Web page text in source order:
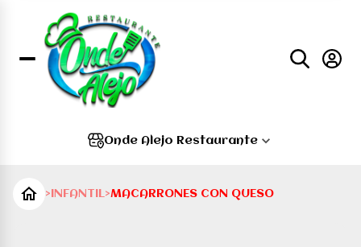
Onde Alejo Restaurante
> INFANTIL>MACARRONES CON QUESO